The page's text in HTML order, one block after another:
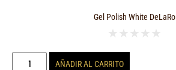
Gel Polish White DeLaRo
★ ★ ★ ★ ★
AÑADIR AL CARRITO